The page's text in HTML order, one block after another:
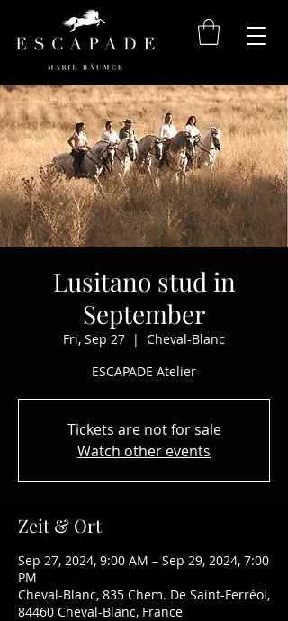
Lusitano stud in
September
Fri, Sep 27
  |
Cheval-Blanc
ESCAPADE Atelier
Tickets are not for sale
Watch other events
Zeit & Ort
Sep 27, 2024, 9:00 AM – Sep 29, 2024, 7:00
PM
Cheval-Blanc, 835 Chem. De Saint-Ferréol,
84460 Cheval-Blanc, France